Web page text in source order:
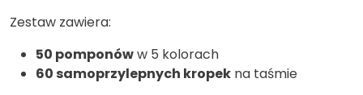
Zestaw zawiera:
50 pomponóww 5 kolorach
60 samoprzylepnych kropek na taśmie